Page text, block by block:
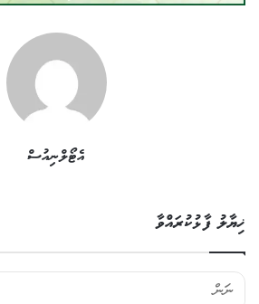
އެޓޯލްނިއުސް
ޚިޔާލު ފާޅުކުރައްވާ